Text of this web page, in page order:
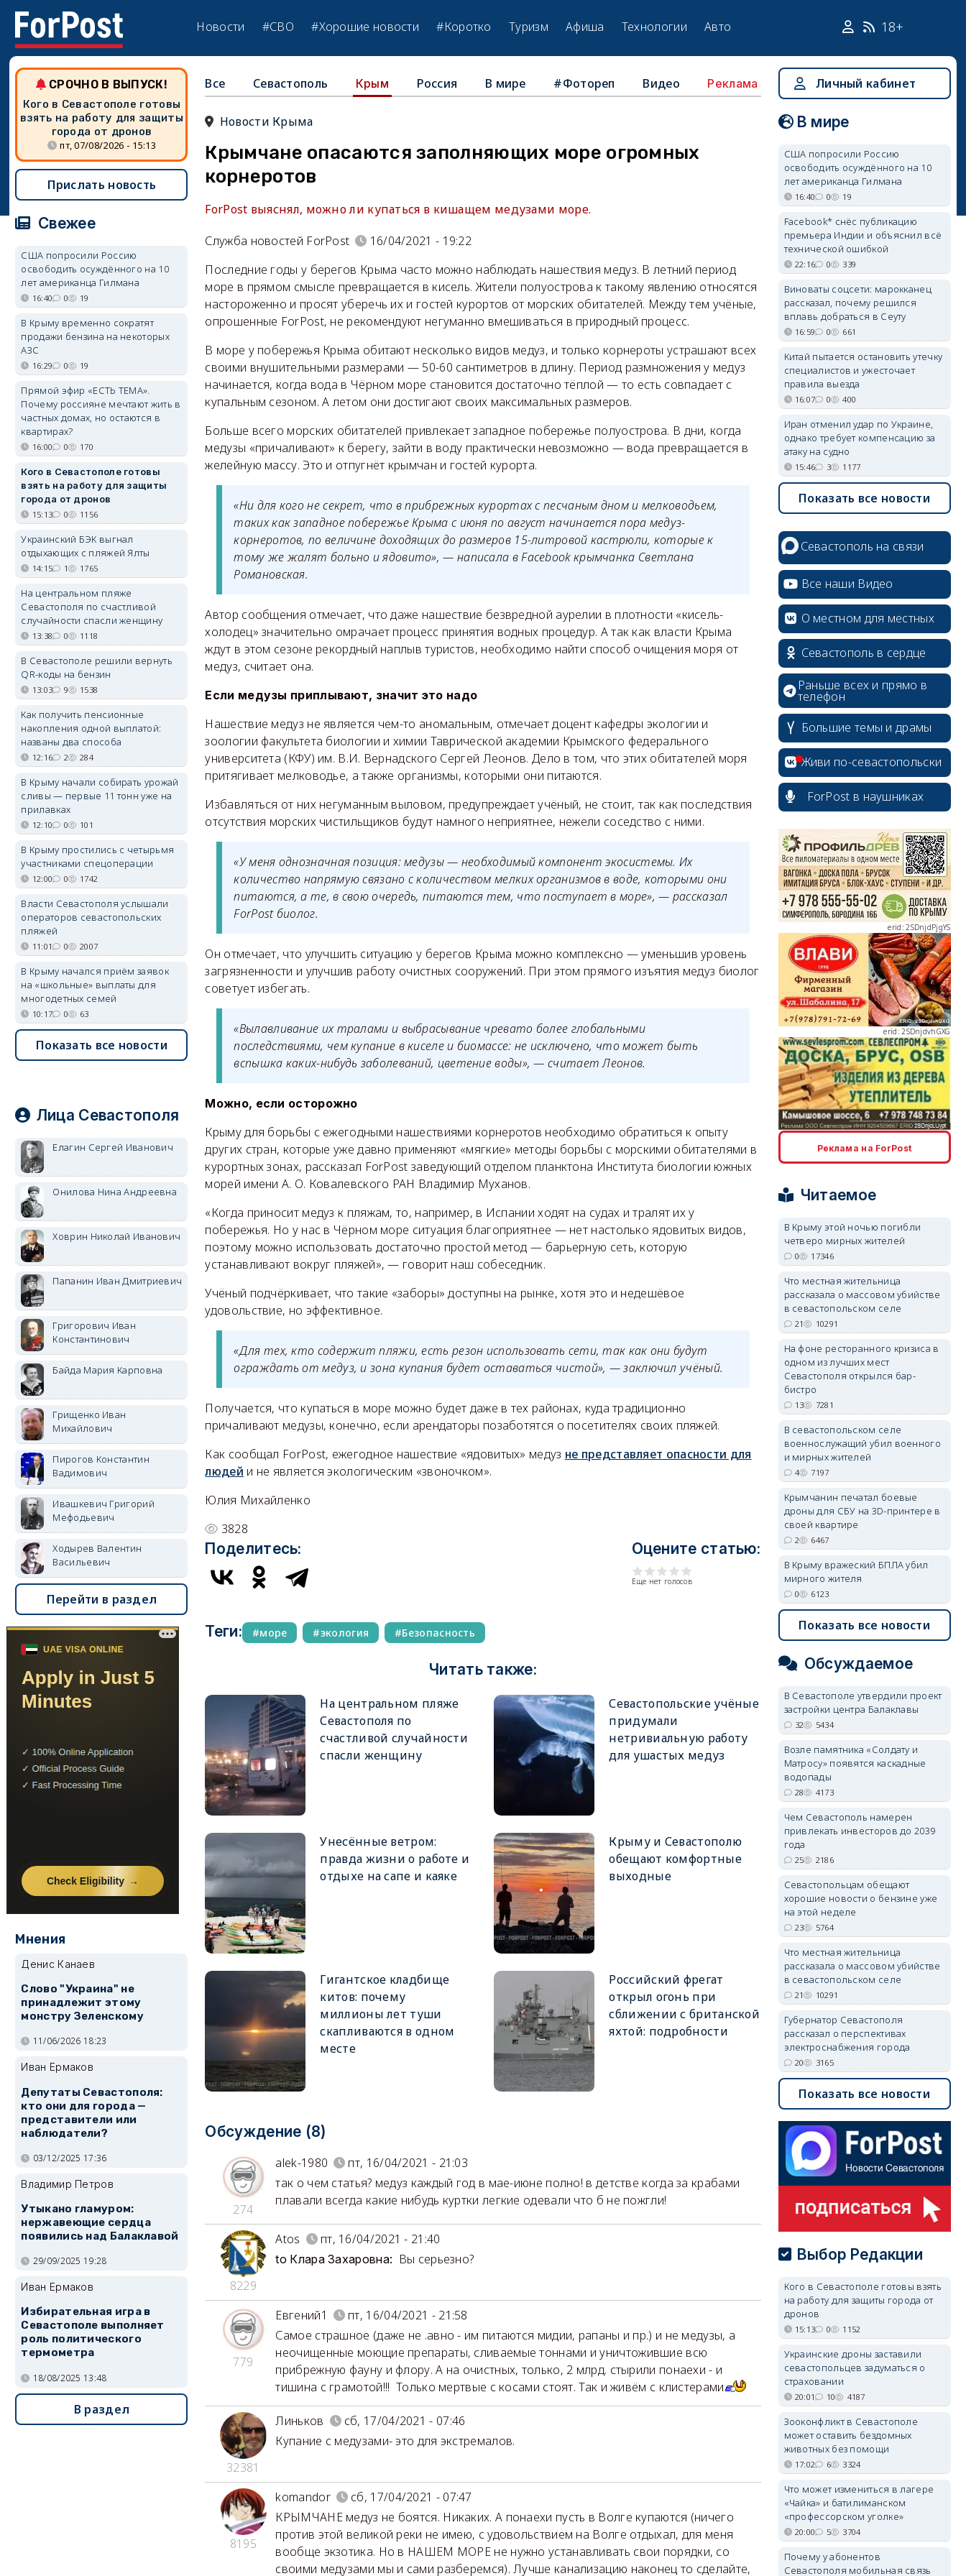
Новости #СВО #Хорошие новости #Коротко Туризм Афиша Технологии Авто 18+
Все Севастополь Крым Россия В мире #Фотореп Видео Реклама
Новости Крыма
Крымчане опасаются заполняющих море огромных
корнеротов
ForPost выяснял, можно ли купаться в кишащем медузами море.
Служба новостей ForPost
16/04/2021 - 19:22
Последние годы у берегов Крыма часто можно наблюдать нашествия медуз. В летний период
море в прямом смысле превращается в кисель. Жители полуострова к такому явлению относятся
настороженно и просят уберечь их и гостей курортов от морских обитателей. Между тем учёные,
опрошенные ForPost, не рекомендуют негуманно вмешиваться в природный процесс.
В море у побережья Крыма обитают несколько видов медуз, и только корнероты устрашают всех
своими внушительными размерами — 50-60 сантиметров в длину. Период размножения у медуз
начинается, когда вода в Чёрном море становится достаточно тёплой — то есть совпадает с
купальным сезоном. А летом они достигают своих максимальных размеров.
Больше всего морских обитателей привлекает западное побережье полуострова. В дни, когда
медузы «причаливают» к берегу, зайти в воду практически невозможно — вода превращается в
желейную массу. Это и отпугнёт крымчан и гостей курорта.
«Ни для кого не секрет, что в прибрежных курортах с песчаным дном и мелководьем,
таких как западное побережье Крыма с июня по август начинается пора медуз-
корнеротов, по величине доходящих до размеров 15-литровой кастрюли, которые к
тому же жалят больно и ядовито», — написала в Facebook крымчанка Светлана
Романовская.
Автор сообщения отмечает, что даже нашествие безвредной аурелии в плотности «кисель-
холодец» значительно омрачает процесс принятия водных процедур. А так как власти Крыма
ждут в этом сезоне рекордный наплыв туристов, необходимо найти способ очищения моря от
медуз, считает она.
Если медузы приплывают, значит это надо
Нашествие медуз не является чем-то аномальным, отмечает доцент кафедры экологии и
зоологии факультета биологии и химии Таврической академии Крымского федерального
университета (КФУ) им. В.И. Вернадского Сергей Леонов. Дело в том, что этих обитателей моря
притягивает мелководье, а также организмы, которыми они питаются.
Избавляться от них негуманным выловом, предупреждает учёный, не стоит, так как последствия
отсутствия морских чистильщиков будут намного неприятнее, нежели соседство с ними.
«У меня однозначная позиция: медузы — необходимый компонент экосистемы. Их
количество напрямую связано с количеством мелких организмов в воде, которыми они
питаются, а те, в свою очередь, питаются тем, что поступает в море», — рассказал
ForPost биолог.
Он отмечает, что улучшить ситуацию у берегов Крыма можно комплексно — уменьшив уровень
загрязненности и улучшив работу очистных сооружений. При этом прямого изъятия медуз биолог
советует избегать.
«Вылавливание их тралами и выбрасывание чревато более глобальными
последствиями, чем купание в киселе и биомассе: не исключено, что может быть
вспышка каких-нибудь заболеваний, цветение воды», — считает Леонов.
Можно, если осторожно
Крыму для борьбы с ежегодными нашествиями корнеротов необходимо обратиться к опыту
других стран, которые уже давно применяют «мягкие» методы борьбы с морскими обитателями в
курортных зонах, рассказал ForPost заведующий отделом планктона Института биологии южных
морей имени А. О. Ковалевского РАН Владимир Муханов.
«Когда приносит медуз к пляжам, то, например, в Испании ходят на судах и тралят их у
побережья. Но у нас в Чёрном море ситуация благоприятнее — нет настолько ядовитых видов,
поэтому можно использовать достаточно простой метод — барьерную сеть, которую
устанавливают вокруг пляжей», — говорит наш собеседник.
Учёный подчёркивает, что такие «заборы» доступны на рынке, хотя это и недешёвое
удовольствие, но эффективное.
«Для тех, кто содержит пляжи, есть резон использовать сети, так как они будут
ограждать от медуз, и зона купания будет оставаться чистой», — заключил учёный.
Получается, что купаться в море можно будет даже в тех районах, куда традиционно
причаливают медузы, конечно, если арендаторы позаботятся о посетителях своих пляжей.
Как сообщал ForPost, ежегодное нашествие «ядовитых» медуз не представляет опасности для
людей и не является экологическим «звоночком».
Юлия Михайленко
3828
Поделитесь: Оцените статью:
Еще нет голосов
Теги: море экология Безопасность
Читать также:
На центральном пляже
Севастополя по
счастливой случайности
спасли женщину
Севастопольские учёные
придумали
нетривиальную работу
для ушастых медуз
Унесённые ветром:
правда жизни о работе и
отдыхе на сапе и каяке
Крыму и Севастополю
обещают комфортные
выходные
Гигантское кладбище
китов: почему
миллионы лет туши
скапливаются в одном
месте
Российский фрегат
открыл огонь при
сближении с британской
яхтой: подробности
Обсуждение (8)
274
alek-1980
пт, 16/04/2021 - 21:03
так о чем статья? медуз каждый год в мае-июне полно! в детстве когда за крабами
плавали всегда какие нибудь куртки легкие одевали что б не пожгли!
8229
Atos пт, 16/04/2021 - 21:40
to Клара Захаровна: Вы серьезно?
779
Евгений1
пт, 16/04/2021 - 21:58
Самое страшное (даже не .авно - им питаются мидии, рапаны и пр.) и не медузы, а
неочищенные моющие препараты, сливаемые тоннами и уничтожившие всю
прибрежную фауну и флору. А на очистных, только, 2 млрд. стырили понаехи - и
тишина с грамотой!!! Только мертвые с косами стоят. Так и живём с клистерами
32381
Линьков
сб, 17/04/2021 - 07:46
Купание с медузами- это для экстремалов.
8195
komandor
сб, 17/04/2021 - 07:47
КРЫМЧАНЕ медуз не боятся. Никаких. А понаехи пусть в Волге купаются (ничего
против этой великой реки не имею, с удовольствием на Волге отдыхал, для меня
вообще экзотика. Но в НАШЕМ МОРЕ не нужно устанавливать свои порядки, со
своими медузами мы и сами разберемся). Лучше канализацию наконец то сделайте,
СРОЧНО В ВЫПУСК!
Кого в Севастополе готовы
взять на работу для защиты
города от дронов
пт, 07/08/2026 - 15:13
Прислать новость
Свежее
США попросили Россию
освободить осуждённого на 10
лет американца Гилмана
16:40 0 19
В Крыму временно сократят
продажи бензина на некоторых
АЗС
16:29 0 19
Прямой эфир «ЕСТЬ ТЕМА».
Почему россияне мечтают жить в
частных домах, но остаются в
квартирах?
16:00 0 170
Кого в Севастополе готовы
взять на работу для защиты
города от дронов
15:13 0 1156
Украинский БЭК выгнал
отдыхающих с пляжей Ялты
14:15 1 1765
На центральном пляже
Севастополя по счастливой
случайности спасли женщину
13:38 0 1118
В Севастополе решили вернуть
QR-коды на бензин
13:03 9 1538
Как получить пенсионные
накопления одной выплатой:
названы два способа
12:16 2 284
В Крыму начали собирать урожай
сливы — первые 11 тонн уже на
прилавках
12:10 0 101
В Крыму простились с четырьмя
участниками спецоперации
12:00 0 1742
Власти Севастополя услышали
операторов севастопольских
пляжей
11:01 0 2007
В Крыму начался приём заявок
на «школьные» выплаты для
многодетных семей
10:17 0 63
Показать все новости
Лица Севастополя
Елагин Сергей Иванович
Онилова Нина Андреевна
Ховрин Николай Иванович
Папанин Иван Дмитриевич
Григорович Иван
Константинович
Байда Мария Карповна
Грищенко Иван
Михайлович
Пирогов Константин
Вадимович
Ивашкевич Григорий
Мефодьевич
Ходырев Валентин
Васильевич
Перейти в раздел
Мнения
Денис Канаев
Слово "Украина" не
принадлежит этому
монстру Зеленскому
11/06/2026 18:23
Иван Ермаков
Депутаты Севастополя:
кто они для города —
представители или
наблюдатели?
03/12/2025 17:36
Владимир Петров
Утыкано гламуром:
нержавеющие сердца
появились над Балаклавой
29/09/2025 19:28
Иван Ермаков
Избирательная игра в
Севастополе выполняет
роль политического
термометра
18/08/2025 13:48
В раздел
Личный кабинет
В мире
США попросили Россию
освободить осуждённого на 10
лет американца Гилмана
16:40 0 19
Facebook* снёс публикацию
премьера Индии и объяснил всё
технической ошибкой
22:16 0 339
Виноваты соцсети: марокканец
рассказал, почему решился
вплавь добраться в Сеуту
16:59 0 661
Китай пытается остановить утечку
специалистов и ужесточает
правила выезда
16:07 0 400
Иран отменил удар по Украине,
однако требует компенсацию за
атаку на судно
15:46 3 1177
Показать все новости
Севастополь на связи
Все наши Видео
О местном для местных
Севастополь в сердце
Раньше всех и прямо в
телефон
Большие темы и драмы
Живи по-севастопольски
ForPost в наушниках
erid: 2SDnjdPjgYS
erid: 2SDnjdvhGXG
erid: 2SDnjcLUypt
erid: 2SDnjcrDNw6
erid: 2SDnjdvhGXG
Реклама на ForPost
Читаемое
В Крыму этой ночью погибли
четверо мирных жителей
0 17346
Что местная жительница
рассказала о массовом убийстве
в севастопольском селе
21 10291
На фоне ресторанного кризиса в
одном из лучших мест
Севастополя открылся бар-
бистро
13 7281
В севастопольском селе
военнослужащий убил военного
и мирных жителей
4 7197
Крымчанин печатал боевые
дроны для СБУ на 3D-принтере в
своей квартире
2 6467
В Крыму вражеский БПЛА убил
мирного жителя
0 6123
Показать все новости
Обсуждаемое
В Севастополе утвердили проект
застройки центра Балаклавы
32 5434
Возле памятника «Солдату и
Матросу» появятся каскадные
водопады
28 4173
Чем Севастополь намерен
привлекать инвесторов до 2039
года
25 2186
Севастопольцам обещают
хорошие новости о бензине уже
на этой неделе
23 5764
Что местная жительница
рассказала о массовом убийстве
в севастопольском селе
21 10291
Губернатор Севастополя
рассказал о перспективах
электроснабжения города
20 3165
Показать все новости
Выбор Редакции
Кого в Севастополе готовы взять
на работу для защиты города от
дронов
15:13 0 1152
Украинские дроны заставили
севастопольцев задуматься о
страховании
20:01 10 4187
Зооконфликт в Севастополе
может оставить бездомных
животных без помощи
17:02 6 3324
Что может измениться в лагере
«Чайка» и батилиманском
«профессорском уголке»
20:00 5 3704
Почему у абонентов
Севастополя мобильная связь